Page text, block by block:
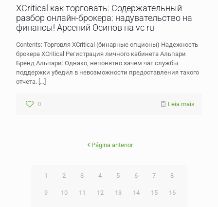
XCritical как торговать: Содержательный
разбор онлайн-брокера: надувательство на
финансы! Арсений Осипов на vc ru
Contents: Торговля XCritical (бинарные опционы) Надежность
брокера XCritical Регистрация личного кабинета Альпари
Бренд Альпари: Однако, непонятно зачем чат службы
поддержки убедил в невозможности предоставления такого
отчета. […]
0 Leia mais
Página anterior
1 2 3 4 5 6 7 8
9 10 11 12 13 14 15 16